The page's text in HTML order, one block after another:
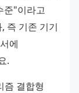
준"이라고
즉 기존 기기
에
.
즘 결합형